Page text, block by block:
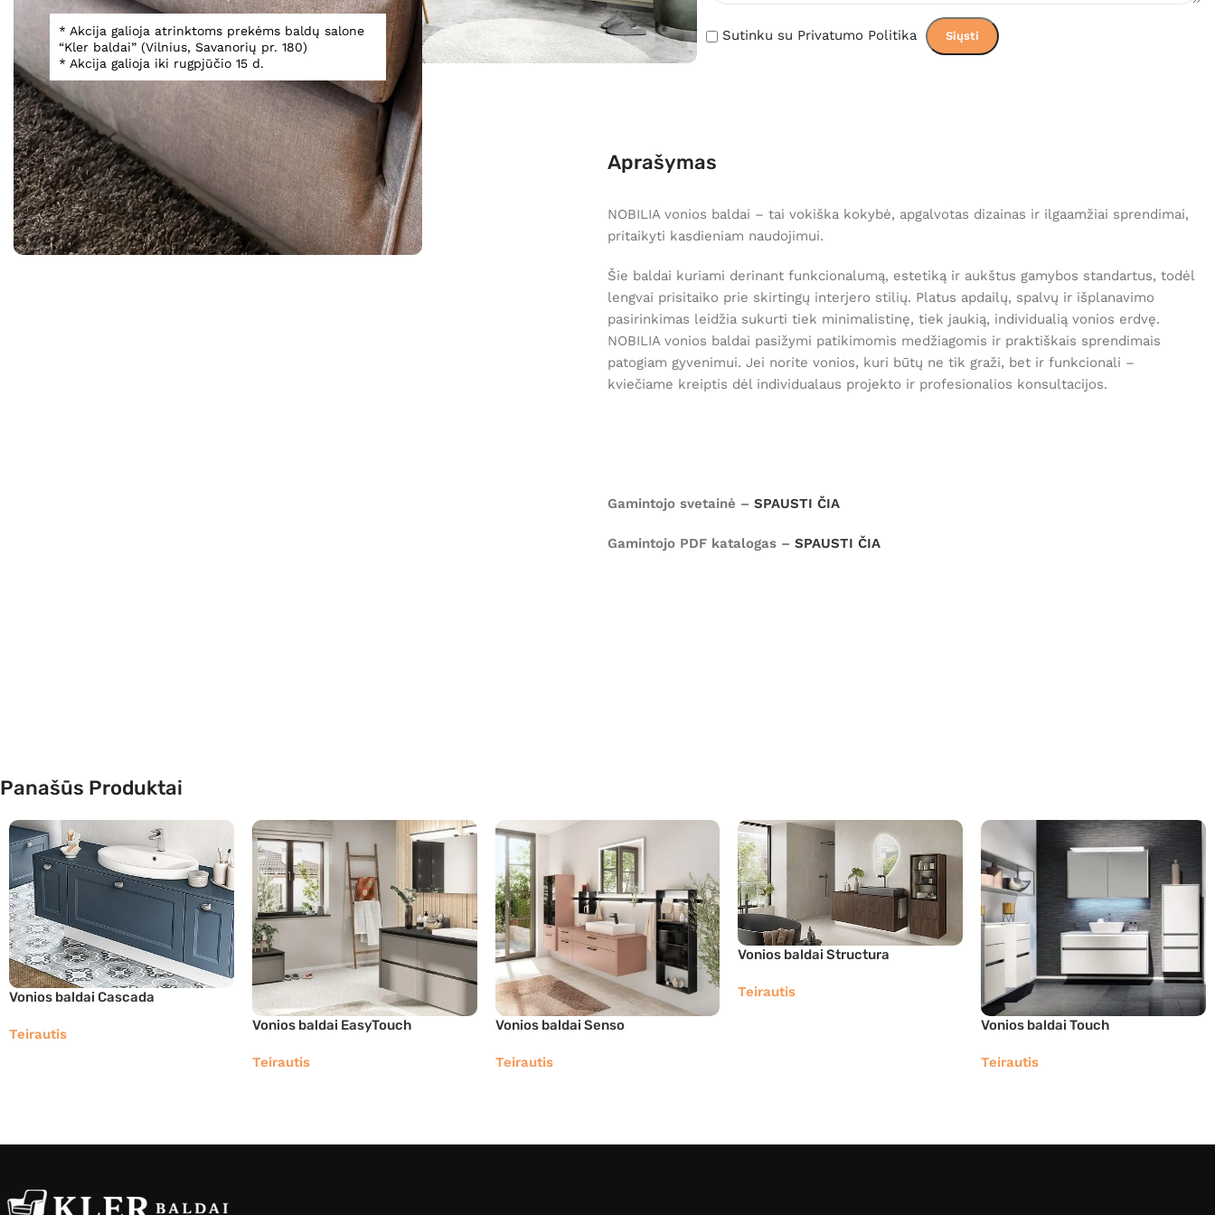
* Akcija galioja atrinktoms prekėms baldų salone
“Kler baldai” (Vilnius, Savanorių pr. 180)
* Akcija galioja iki rugpjūčio 15 d.
Spustelėkite, norėdami padidinti
Sutinku su Privatumo Politika
Informacija Aprašymas
NOBILIA vonios baldai – tai vokiška kokybė, apgalvotas dizainas ir ilgaamžiai sprendimai,
pritaikyti kasdieniam naudojimui.
Šie baldai kuriami derinant funkcionalumą, estetiką ir aukštus gamybos standartus, todėl
lengvai prisitaiko prie skirtingų interjero stilių. Platus apdailų, spalvų ir išplanavimo
pasirinkimas leidžia sukurti tiek minimalistinę, tiek jaukią, individualią vonios erdvę.
NOBILIA vonios baldai pasižymi patikimomis medžiagomis ir praktiškais sprendimais
patogiam gyvenimui. Jei norite vonios, kuri būtų ne tik graži, bet ir funkcionali –
kviečiame kreiptis dėl individualaus projekto ir profesionalios konsultacijos.
Gamintojo svetainė – SPAUSTI ČIA
Gamintojo PDF katalogas – SPAUSTI ČIA
Panašūs Produktai
Vonios baldai Cascada
Teirautis
Vonios baldai EasyTouch
Teirautis
Vonios baldai Senso
Teirautis
Vonios baldai Structura
Teirautis
Vonios baldai Touch
Teirautis